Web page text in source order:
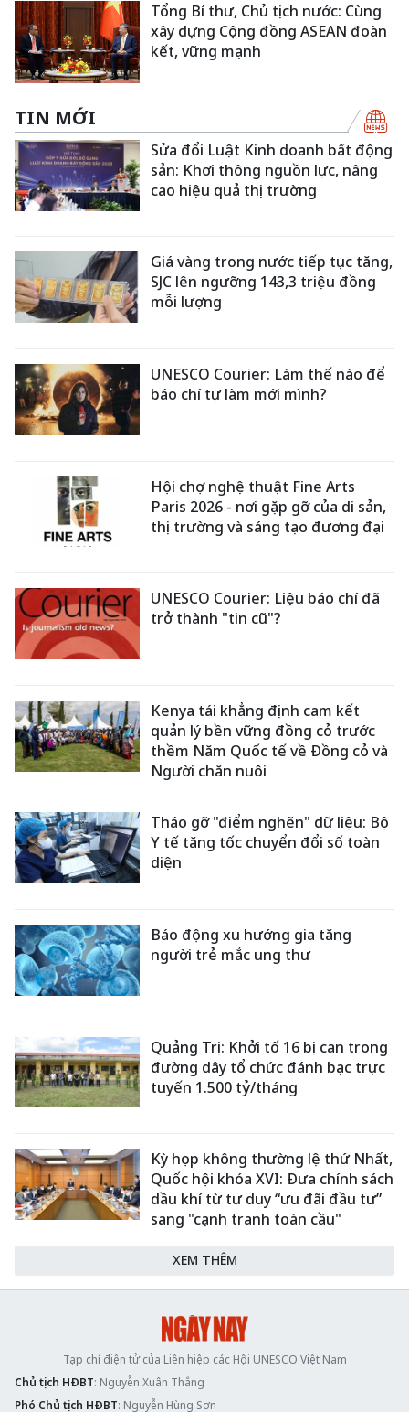
Tổng Bí thư, Chủ tịch nước: Cùng
xây dựng Cộng đồng ASEAN đoàn
kết, vững mạnh
TIN MỚI
Sửa đổi Luật Kinh doanh bất động
sản: Khơi thông nguồn lực, nâng
cao hiệu quả thị trường
Giá vàng trong nước tiếp tục tăng,
SJC lên ngưỡng 143,3 triệu đồng
mỗi lượng
UNESCO Courier: Làm thế nào để
báo chí tự làm mới mình?
Hội chợ nghệ thuật Fine Arts
Paris 2026 - nơi gặp gỡ của di sản,
thị trường và sáng tạo đương đại
UNESCO Courier: Liệu báo chí đã
trở thành "tin cũ"?
Kenya tái khẳng định cam kết
quản lý bền vững đồng cỏ trước
thềm Năm Quốc tế về Đồng cỏ và
Người chăn nuôi
Tháo gỡ "điểm nghẽn" dữ liệu: Bộ
Y tế tăng tốc chuyển đổi số toàn
diện
Báo động xu hướng gia tăng
người trẻ mắc ung thư
Quảng Trị: Khởi tố 16 bị can trong
đường dây tổ chức đánh bạc trực
tuyến 1.500 tỷ/tháng
Kỳ họp không thường lệ thứ Nhất,
Quốc hội khóa XVI: Đưa chính sách
dầu khí từ tư duy “ưu đãi đầu tư”
sang "cạnh tranh toàn cầu"
XEM THÊM
Tạp chí điện tử của Liên hiệp các Hội UNESCO Việt Nam
Chủ tịch HĐBT: Nguyễn Xuân Thắng
Phó Chủ tịch HĐBT: Nguyễn Hùng Sơn